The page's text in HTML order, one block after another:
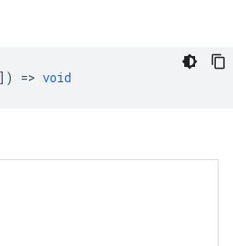
=> void